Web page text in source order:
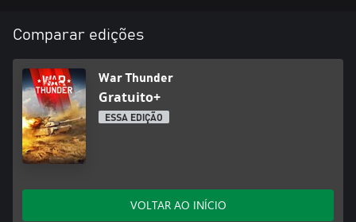
Comparar edições
War Thunder
Gratuito+
ESSA EDIÇÃO
VOLTAR AO INÍCIO